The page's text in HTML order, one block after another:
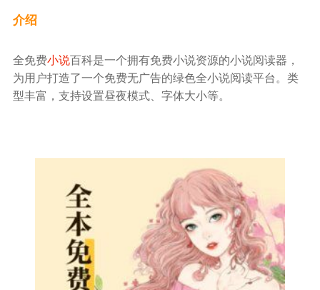
介绍
全免费小说百科是一个拥有免费小说资源的小说阅读器，
为用户打造了一个免费无广告的绿色全小说阅读平台。类
型丰富，支持设置昼夜模式、字体大小等。